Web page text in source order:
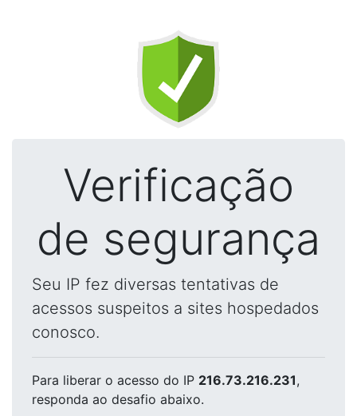
Verificação
de segurança
Seu IP fez diversas tentativas de
acessos suspeitos a sites hospedados
conosco.
Para liberar o acesso do IP 216.73.216.231,
responda ao desafio abaixo.